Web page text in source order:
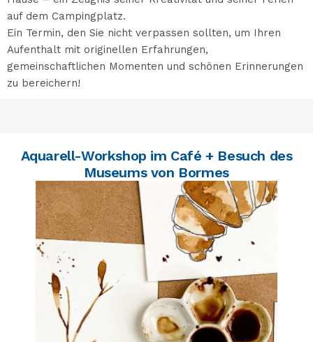
auf dem Campingplatz.
Ein Termin, den Sie nicht verpassen sollten, um Ihren
Aufenthalt mit originellen Erfahrungen,
gemeinschaftlichen Momenten und schönen Erinnerungen
zu bereichern!
Aquarell-Workshop im Café + Besuch des
Museums von Bormes